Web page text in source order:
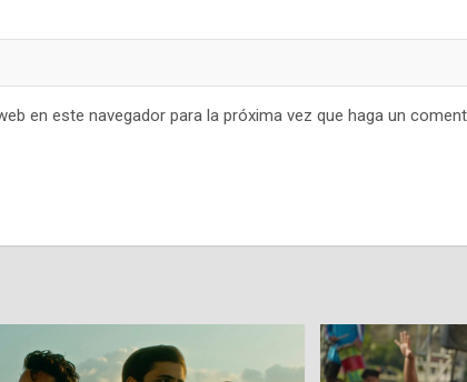
en este navegador para la próxima vez que haga un